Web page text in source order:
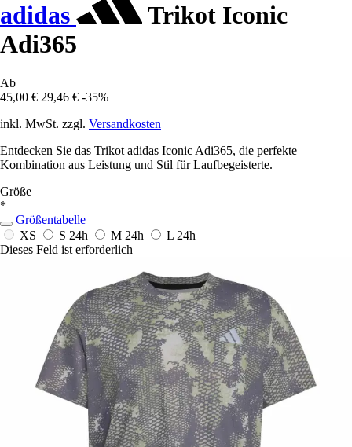
adidas
Trikot Iconic
Adi365
Ab
45,00 € 29,46 € -35%
inkl. MwSt. zzgl. Versandkosten
Entdecken Sie das Trikot adidas Iconic Adi365, die perfekte
Kombination aus Leistung und Stil für Laufbegeisterte.
Größe
*
Größentabelle
XS
S 24h M 24h L 24h
Dieses Feld ist erforderlich